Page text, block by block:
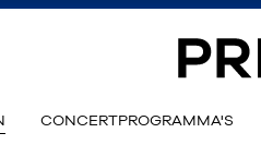
CONCERTPROGRAMMA'S